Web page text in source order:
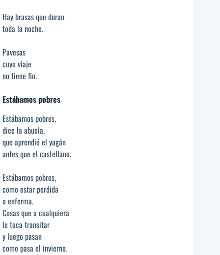
Hay brasas que duran
toda la noche.
Pavesas
cuyo viaje
no tiene fin.
Estábamos pobres
Estábamos pobres,
dice la abuela,
que aprendió el yagán
antes que el castellano.
Estábamos pobres,
como estar perdida
o enferma.
Cosas que a cualquiera
le toca transitar
y luego pasan
como pasa el invierno.